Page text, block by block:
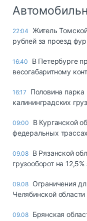
22:04
Житель
рублей за проезд фур
16:40
В Петербурге
весогабаритному
16:17
Половина парка
калининградских
09:00
В Курганской
федеральных
09.08 В Рязанской
грузооборот на
09.08 Ограничения
Челябинской
09.08 Брянская